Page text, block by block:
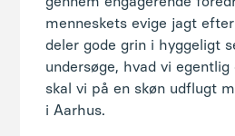
Kom og fejrdet skønne liv
får inspiration til at fylde
alt det, der gør dig glad.
17. - 21. august 2026